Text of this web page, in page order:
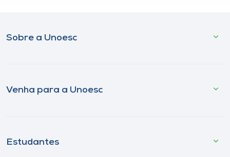
Sobre a Unoesc
Venha para a Unoesc
Estudantes